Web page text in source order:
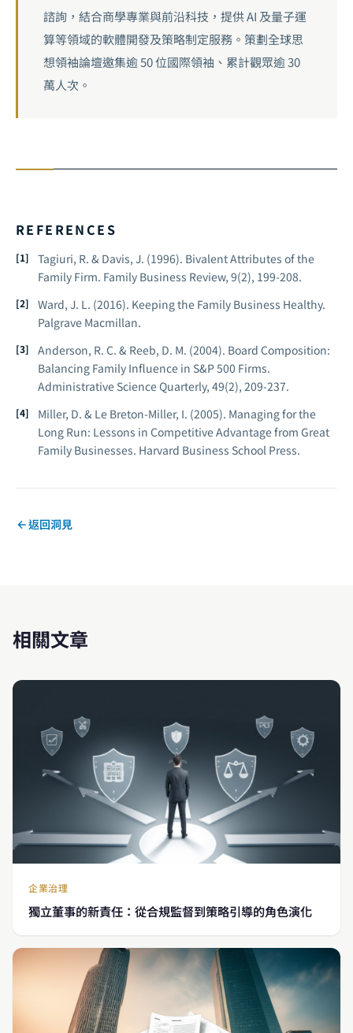
諮詢，結合商學專業與前沿科技，提供 AI 及量子運
算等領域的軟體開發及策略制定服務。策劃全球思
想領袖論壇邀集逾 50 位國際領袖、累計觀眾逾 30
萬人次。
REFERENCES
Tagiuri, R. & Davis, J. (1996). Bivalent Attributes of the
Family Firm. Family Business Review, 9(2), 199-208.
Ward, J. L. (2016). Keeping the Family Business Healthy.
Palgrave Macmillan.
Anderson, R. C. & Reeb, D. M. (2004). Board Composition:
Balancing Family Influence in S&P 500 Firms.
Administrative Science Quarterly, 49(2), 209-237.
Miller, D. & Le Breton-Miller, I. (2005). Managing for the
Long Run: Lessons in Competitive Advantage from Great
Family Businesses. Harvard Business School Press.
返回洞見
相關文章
企業治理
獨立董事的新責任：從合規監督到策略引導的角色演化